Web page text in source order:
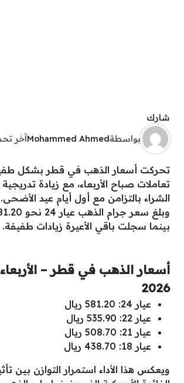
شارك
بواسطةMohammed Ahmedآخر
تحركت أسعار الذهب في قطر بشكل
تعاملات صباح الأربعاء، مع زيادة
الشراء بالتزامن مع أول أيام عيد الأضحى.
بينما سجلت باقي الأعيرة زيادات طفيفة.
2026
عيار 24: 581.20 ريال
عيار 22: 535.90 ريال
عيار 21: 508.70 ريال
عيار 18: 438.70 ريال
ويعكس هذا الأداء استمرار التوازن بين